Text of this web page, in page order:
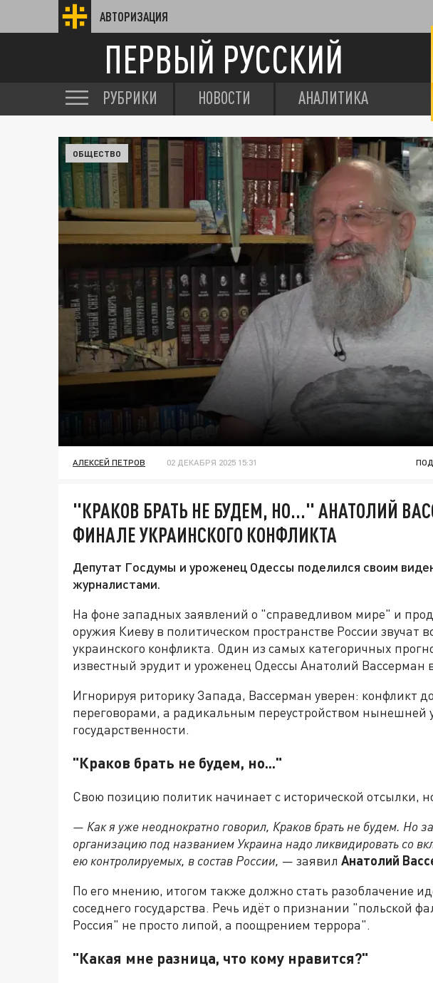
АВТОРИЗАЦИЯ
ПЕРВЫЙ РУССКИЙ
РУБРИКИ НОВОСТИ АНАЛИТИКА
ОБЩЕСТВО
АЛЕКСЕЙ ПЕТРОВ 02 ДЕКАБРЯ 2025 15:31
"КРАКОВ БРАТЬ НЕ БУДЕМ, НО..." АНАТОЛИЙ
ФИНАЛЕ УКРАИНСКОГО КОНФЛИКТА
Депутат Госдумы и уроженец Одессы поделился своим
журналистами.
На фоне западных заявлений о "справедливом мире" и
оружия Киеву в политическом пространстве России звучат
украинского конфликта. Один из самых категоричных
известный эрудит и уроженец Одессы Анатолий Вассерман
Игнорируя риторику Запада, Вассерман уверен: конфликт
переговорами, а радикальным переустройством нынешней
государственности.
"Краков брать не будем, но..."
Свою позицию политик начинает с исторической отсылки,
— Как я уже неоднократно говорил, Краков брать не будем. Но
организацию под названием Украина надо ликвидировать со
ею контролируемых, в состав России, — заявил Анатолий
По его мнению, итогом также должно стать разоблачение
соседнего государства. Речь идёт о признании "польской
Россия" не просто липой, а поощрением террора".
"Какая мне разница, что кому нравится?"